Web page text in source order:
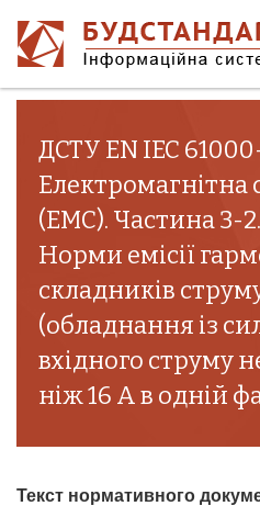
ДСТУ EN IEC
Електромагнітна
(ЕМС). Частина 3-
Норми емісії
складників
(обладнання із
вхідного струму
ніж 16 А в одній
Текст нормативного